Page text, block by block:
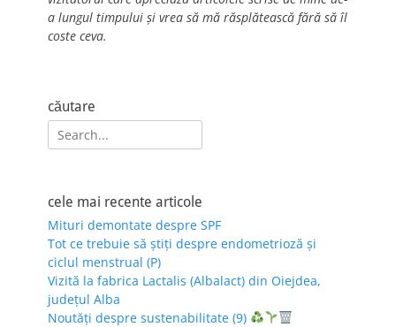
a lungul timpului și vrea să mă răsplătească fără să îl
coste ceva.
căutare
Search
for:
cele mai recente articole
Mituri demontate despre SPF
Tot ce trebuie să știți despre endometrioză și
ciclul menstrual (P)
Vizită la fabrica Lactalis (Albalact) din Oiejdea,
județul Alba
Noutăți despre sustenabilitate (9)